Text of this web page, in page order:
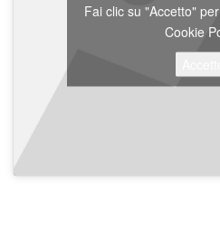
Fai clic su "Accetto"
Cookie